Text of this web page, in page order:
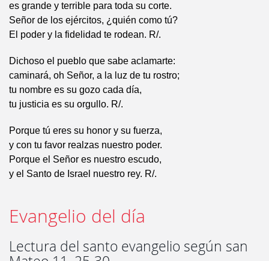
es grande y terrible para toda su corte.
Señor de los ejércitos, ¿quién como tú?
El poder y la fidelidad te rodean. R/.
Dichoso el pueblo que sabe aclamarte:
caminará, oh Señor, a la luz de tu rostro;
tu nombre es su gozo cada día,
tu justicia es su orgullo. R/.
Porque tú eres su honor y su fuerza,
y con tu favor realzas nuestro poder.
Porque el Señor es nuestro escudo,
y el Santo de Israel nuestro rey. R/.
Evangelio del día
Lectura del santo evangelio según san